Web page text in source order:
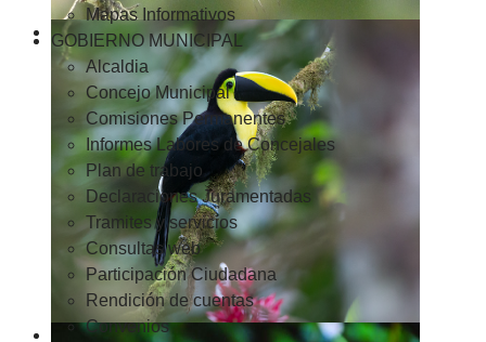
Mapas Informativos
GOBIERNO MUNICIPAL
Alcaldia
Concejo Municipal
Comisiones Permanentes
Informes Labores de Concejales
Plan de trabajo
Declaraciones Juramentadas
Tramites y servicios
Consultas web
Participación Ciudadana
Rendición de cuentas
Convenios